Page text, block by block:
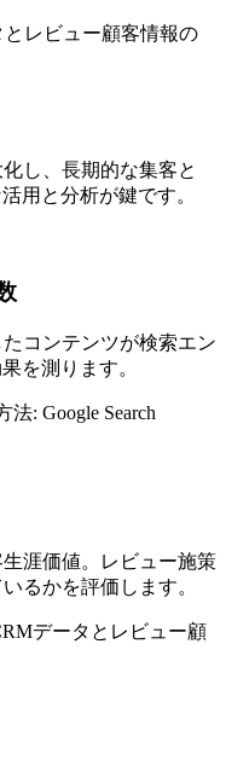
レビュー顧客情報の
し、長期的な集客と
用と分析が鍵です。
コンテンツが検索エン
を測ります。
法: Google Search
涯価値。レビュー施策
るかを評価します。
データとレビュー顧